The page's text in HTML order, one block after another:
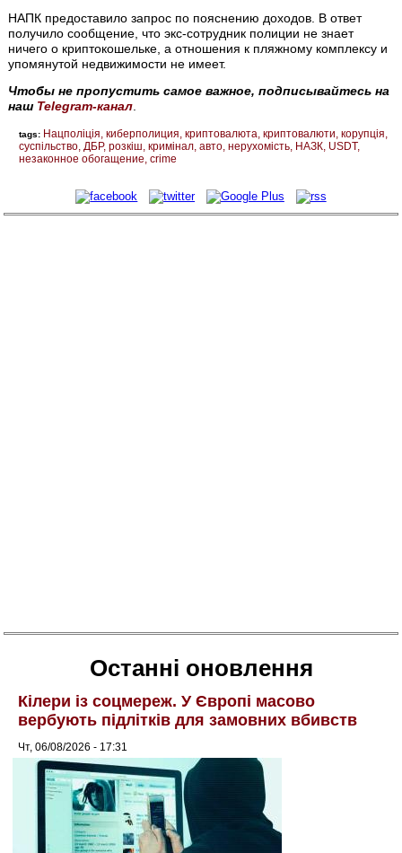
НАПК предоставило запрос по пояснению доходов. В ответ
получило сообщение, что экс-сотрудник полиции не знает
ничего о криптокошельке, а отношения к пляжному комплексу и
упомянутой недвижимости не имеет.
Чтобы не пропустить самое важное, подписывайтесь на
наш Telegram-канал
tags: Нацполіція киберполиция криптовалюта криптовалюти корупція
суспільство ДБР розкіш кримінал авто нерухомість НАЗК USDT
незаконное обогащение crime
Останні оновлення
Кілери із соцмереж. У Європі масово
вербують підлітків для замовних вбивств
Чт, 06/08/2026 - 17:31